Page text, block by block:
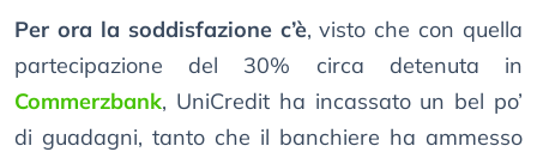
Per ora la soddisfazione c’è, visto che con quella
partecipazione del 30% circa detenuta in
Commerzbank, UniCredit ha incassato un bel po’
di guadagni, tanto che il banchiere ha ammesso